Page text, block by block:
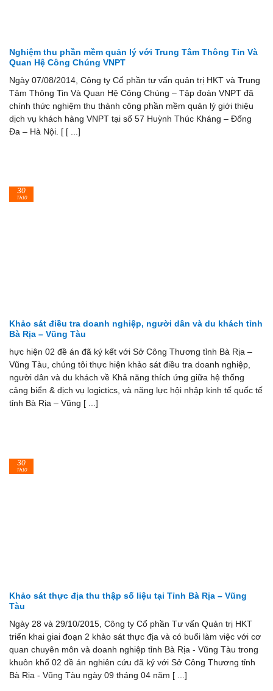
Nghiệm thu phần mềm quản lý với Trung Tâm Thông Tin Và
Quan Hệ Công Chúng VNPT
Ngày 07/08/2014, Công ty Cổ phần tư vấn quản trị HKT và Trung
Tâm Thông Tin Và Quan Hệ Công Chúng – Tập đoàn VNPT đã
chính thức nghiệm thu thành công phần mềm quản lý giới thiệu
dịch vụ khách hàng VNPT tại số 57 Huỳnh Thúc Kháng – Đống
Đa – Hà Nội. [ [ ...]
Khảo sát điều tra doanh nghiệp, người dân và du khách tỉnh
Bà Rịa – Vũng Tàu
hực hiện 02 đề án đã ký kết với Sở Công Thương tỉnh Bà Rịa –
Vũng Tàu, chúng tôi thực hiện khảo sát điều tra doanh nghiệp,
người dân và du khách về Khả năng thích ứng giữa hệ thống
cảng biển & dịch vụ logictics, và năng lực hội nhập kinh tế quốc tế
tỉnh Bà Rịa – Vũng [ ...]
30
Th10
Khảo sát thực địa thu thập số liệu tại Tỉnh Bà Rịa – Vũng
Tàu
Ngày 28 và 29/10/2015, Công ty Cổ phần Tư vấn Quản trị HKT
triển khai giai đoạn 2 khảo sát thực địa và có buổi làm việc với cơ
quan chuyên môn và doanh nghiệp tỉnh Bà Rịa - Vũng Tàu trong
khuôn khổ 02 đề án nghiên cứu đã ký với Sở Công Thương tỉnh
Bà Rịa - Vũng Tàu ngày 09 tháng 04 năm [ ...]
30
Th10